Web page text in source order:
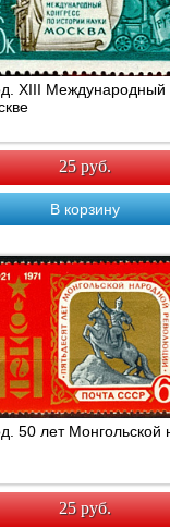
ХIII Международный
25 руб.
В корзину
50 лет Монгольской
25 руб.